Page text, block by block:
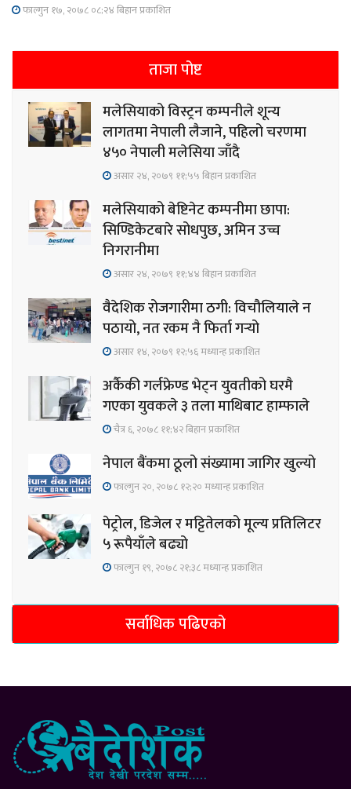
फाल्गुन १७, २०७८ ०८;२४ बिहान प्रकाशित
ताजा पोष्ट
मलेसियाको विस्ट्रन कम्पनीले शून्य
लागतमा नेपाली लैजाने, पहिलो चरणमा
४५० नेपाली मलेसिया जाँदै
असार २४, २०७९ ११;५५ बिहान प्रकाशित
मलेसियाको बेष्टिनेट कम्पनीमा छापा:
सिण्डिकेटबारे सोधपुछ, अमिन उच्च
निगरानीमा
असार २४, २०७९ ११;४४ बिहान प्रकाशित
वैदेशिक रोजगारीमा ठगी: विचौलियाले न
पठायो, नत रकम नै फिर्ता गर्‍यो
असार १४, २०७९ १२;५६ मध्यान्ह प्रकाशित
अर्कैकी गर्लफ्रेण्ड भेट्न युवतीको घरमै
गएका युवकले ३ तला माथिबाट हाम्फाले
चैत्र ६, २०७८ ११;४२ बिहान प्रकाशित
नेपाल बैंकमा ठूलो संख्यामा जागिर खुल्यो
फाल्गुन २०, २०७८ १२;२० मध्यान्ह प्रकाशित
पेट्रोल, डिजेल र मट्टितेलको मूल्य प्रतिलिटर
५ रूपैयाँले बढ्यो
फाल्गुन १९, २०७८ २१;३८ मध्यान्ह प्रकाशित
सर्वाधिक पढिएको